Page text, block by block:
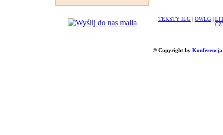
TEKSTY ILG OWLG
© Copyright by Konferencja